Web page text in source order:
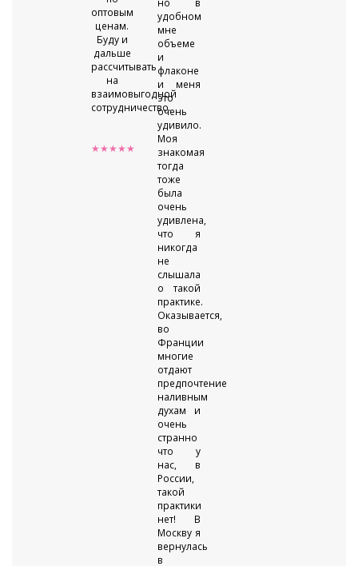
оптовым
ценам.
Буду и
дальше
рассчитывать
на
взаимовыгодной
сотрудничество.
★★★★★
удобном
мне
объеме
и
флаконе
и меня
это
очень
удивило.
Моя
знакомая
тогда
тоже
была
очень
удивлена,
что я
никогда
не
слышала
о такой
практике.
Оказывается,
во
Франции
многие
отдают
предпочтение
наливным
духам и
очень
странно
что у
нас, в
России,
такой
практики
нет! В
Москву я
вернулась
в